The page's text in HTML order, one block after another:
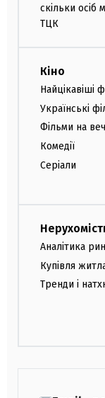
скільки осіб
ТЦК
Кіно
Найцікавіші
Українські
Фільми на
Комедії
Серіали
Аналітика
Купівля
Тренди і